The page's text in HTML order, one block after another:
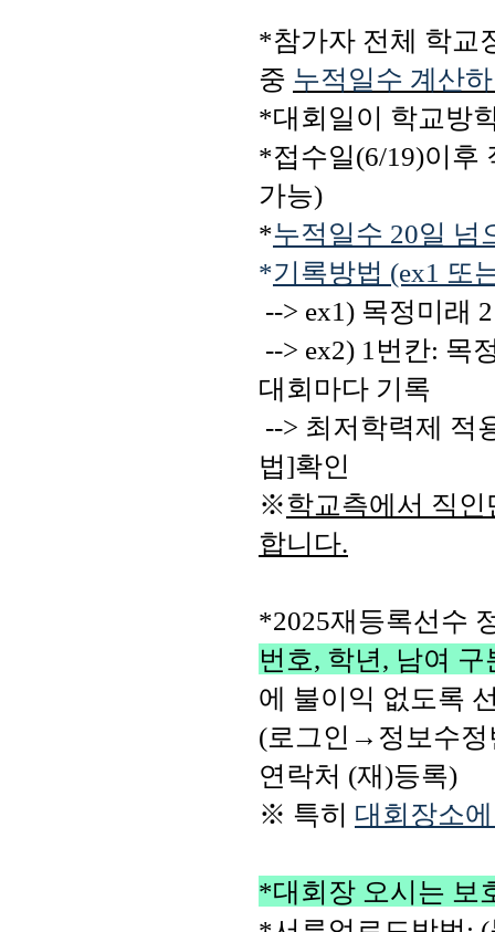
*참가자 전체 학교
중 누적일수 계산
*대회일이 학교방
*접수일(6/19)이후
가능)
*누적일수 20일 넘
*기록방법 (ex1 또
--> ex1) 목정미래
대회마다 기록
법]확인
※학교측에서 직
합니다.
*2025재등록선수
번호, 학년, 남여 구
에 불이익 없도록
(로그인→정보수정
연락처 (재)등록)
※ 특히 대회장소
*대회장 오시는 보